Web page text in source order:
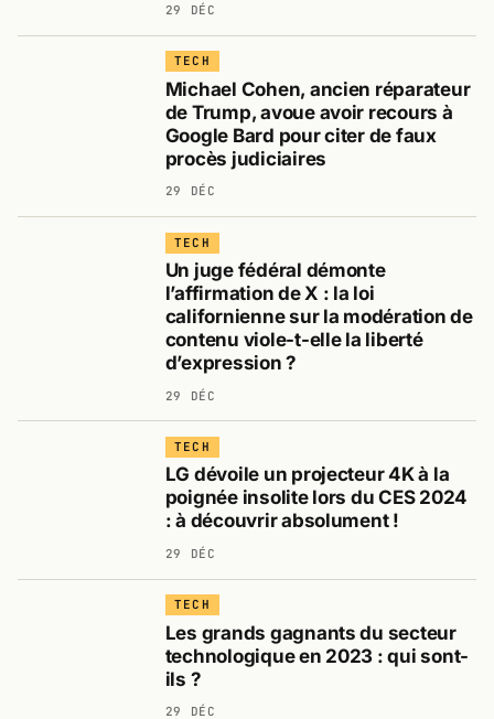
29 DÉC
TECH
Michael Cohen, ancien réparateur
de Trump, avoue avoir recours à
Google Bard pour citer de faux
procès judiciaires
29 DÉC
TECH
Un juge fédéral démonte
l’affirmation de X : la loi
californienne sur la modération de
contenu viole-t-elle la liberté
d’expression ?
29 DÉC
TECH
LG dévoile un projecteur 4K à la
poignée insolite lors du CES 2024
: à découvrir absolument !
29 DÉC
TECH
Les grands gagnants du secteur
technologique en 2023 : qui sont-
ils ?
29 DÉC